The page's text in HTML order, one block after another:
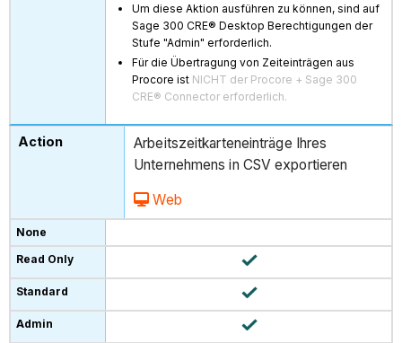
Um diese Aktion ausführen zu können, sind auf
Sage 300 CRE® Desktop Berechtigungen der
Stufe "Admin" erforderlich.
Für die Übertragung von Zeiteinträgen aus
Procore ist NICHT der Procore + Sage 300
CRE® Connector erforderlich.
Arbeitszeitkarteneinträge Ihres
Unternehmens in CSV exportieren
Web